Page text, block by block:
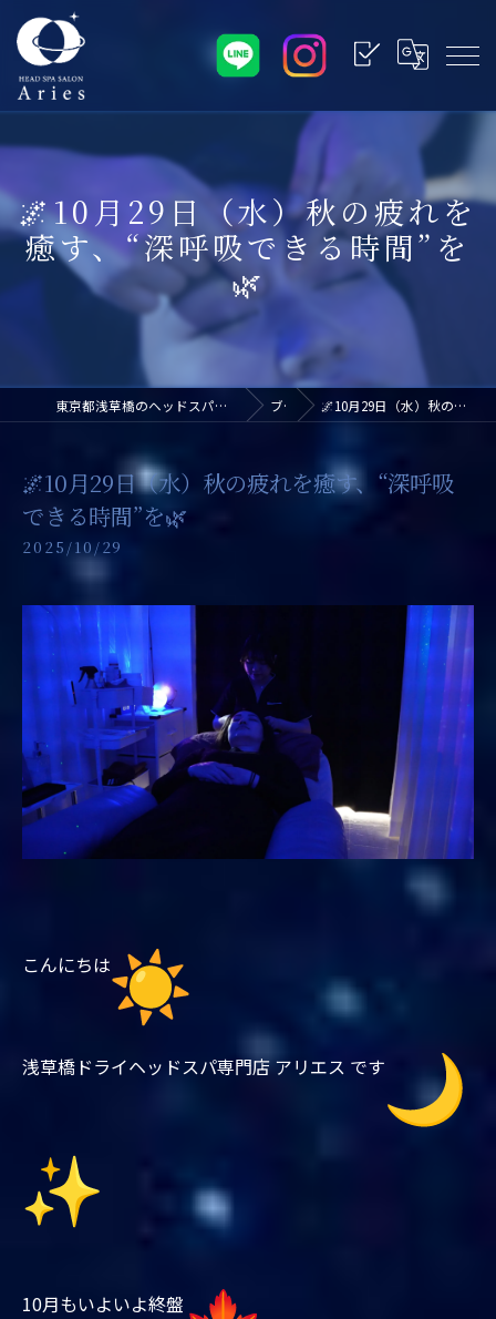
🌌10月29日（水）秋の疲れを
癒す、“深呼吸できる時間”を
🌿
東京都浅草橋のヘッドスパなら浅草橋ドライヘッドスパ専門店アリエス ブログ 🌌10月29日（水）秋の疲れを癒す、“深呼吸できる時間”を🌿
🌌10月29日（水）秋の疲れを癒す、“深呼吸
できる時間”を🌿
2025/10/29
こんにちは
浅草橋ドライヘッドスパ専門店 アリエス です
10月もいよいよ終盤